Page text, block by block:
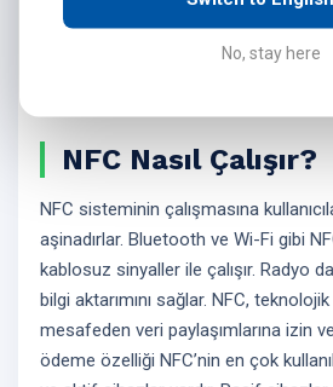
artık kullanıcılar telefonları ile ödeme
NFC Nasıl Çalışır?
NFC sisteminin çalışmasına
aşinadırlar. Bluetooth ve Wi-Fi gibi
kablosuz sinyaller ile çalışır. Radyo
bilgi aktarımını sağlar. NFC, teknolojik
mesafeden veri paylaşımlarına izin
ödeme özelliği NFC’nin en çok
No, stay here